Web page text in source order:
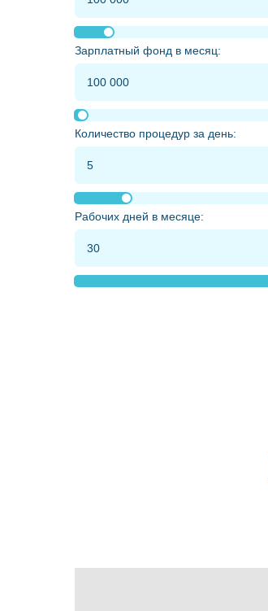
Зарплатный фонд в месяц:
Количество процедур за день:
Рабочих дней в месяце: